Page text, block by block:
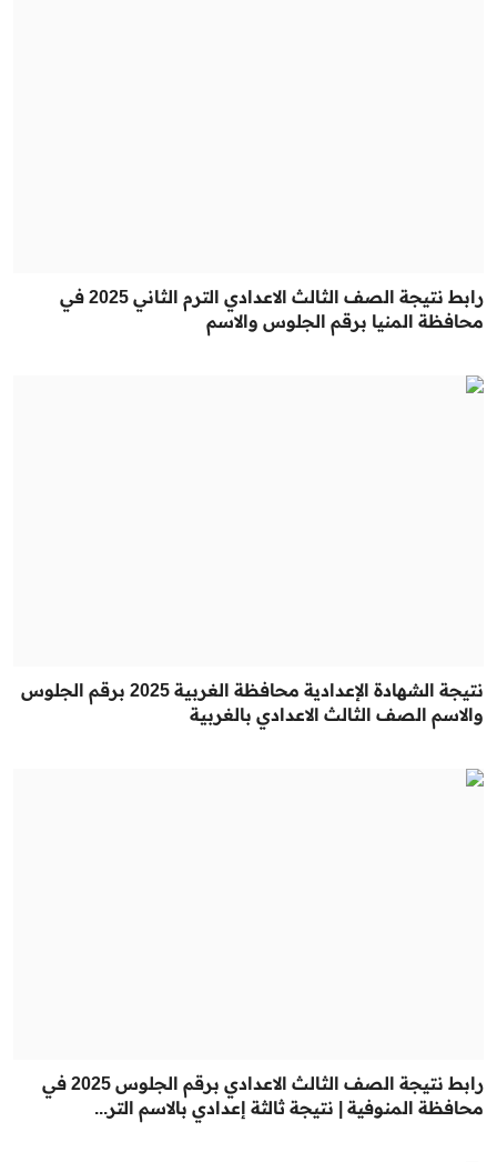
رابط نتيجة الصف الثالث الاعدادي الترم الثاني 2025 في
محافظة المنيا برقم الجلوس والاسم
نتيجة الشهادة الإعدادية محافظة الغربية 2025 برقم الجلوس
والاسم الصف الثالث الاعدادي بالغربية
رابط نتيجة الصف الثالث الاعدادي برقم الجلوس 2025 في
محافظة المنوفية | نتيجة ثالثة إعدادي بالاسم التر...